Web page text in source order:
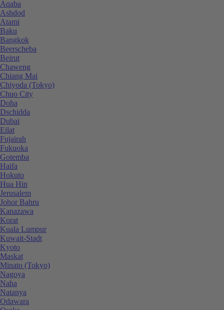
Aqaba
Ashdod
Atami
Baku
Bangkok
Beerscheba
Beirut
Chaweng
Chiang Mai
Chiyoda (Tokyo)
Chuo City
Doha
Dschidda
Dubai
Eilat
Fujairah
Fukuoka
Gotemba
Haifa
Hokuto
Hua Hin
Jerusalem
Johor Bahru
Kanazawa
Korat
Kuala Lumpur
Kuwait-Stadt
Kyoto
Maskat
Minato (Tokyo)
Nagoya
Naha
Natanya
Odawara